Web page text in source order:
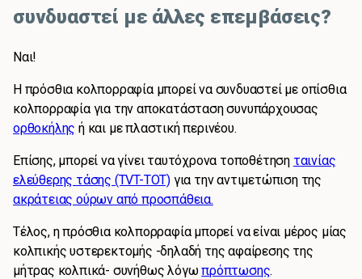
συνδυαστεί με άλλες επεμβάσεις?
Ναι!
Η πρόσθια κολπορραφία μπορεί να συνδυαστεί με οπίσθια
κολπορραφία για την αποκατάσταση συνυπάρχουσας
ορθοκήλης ή και με πλαστική περινέου.
Επίσης, μπορεί να γίνει ταυτόχρονα τοποθέτηση ταινίας
ελεύθερης τάσης (TVT-TOT) για την αντιμετώπιση της
ακράτειας ούρων από προσπάθεια.
Τέλος, η πρόσθια κολπορραφία μπορεί να είναι μέρος μίας
κολπικής υστερεκτομής -δηλαδή της αφαίρεσης της
μήτρας κολπικά- συνήθως λόγωπρόπτωσης.